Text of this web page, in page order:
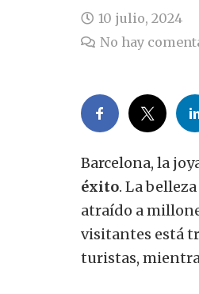
10 julio, 2024
No hay
Barcelona, ​​la
éxito. La
atraído a
visitantes está
turistas,